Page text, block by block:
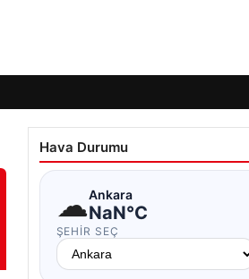
Hava Durumu
☁Ankara
NaN°C
ŞEHIR SEÇ